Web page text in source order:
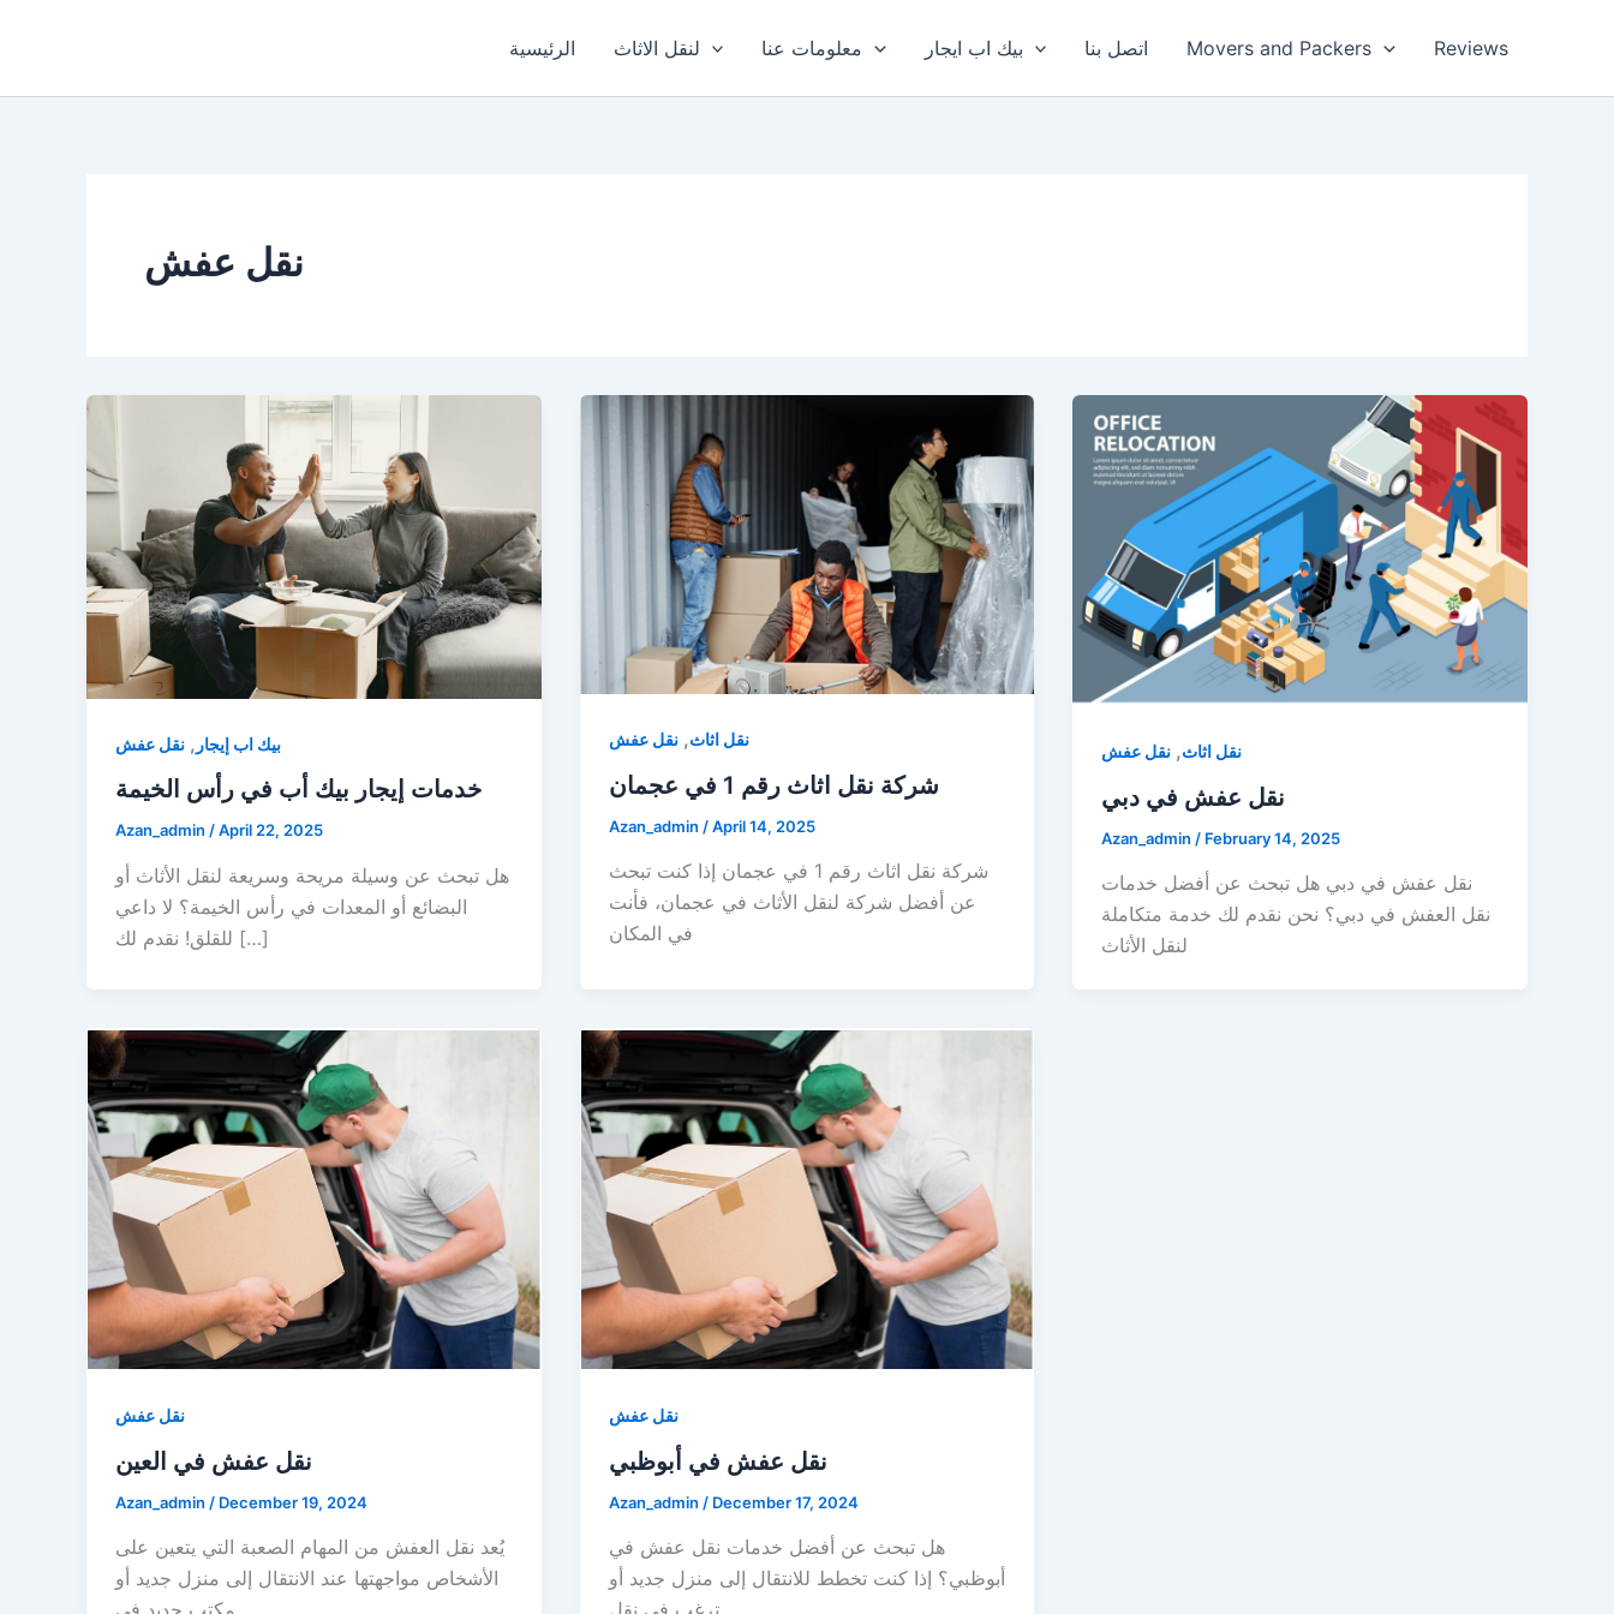
الرئيسية لنقل الاثاث معلومات عنا بيك اب ايجار اتصل بنا Movers and Packers Reviews
نقل عفش
بيك اب إيجار , نقل عفش
خدمات إيجار بيك أب في رأس الخيمة
Azan_admin /April 22, 2025
هل تبحث عن وسيلة مريحة وسريعة لنقل الأثاث أو
البضائع أو المعدات في رأس الخيمة؟ لا داعي
للقلق! نقدم لك […]
نقل اثاث,نقل عفش
شركة نقل اثاث رقم 1 في عجمان
Azan_admin /April 14, 2025
شركة نقل اثاث رقم 1 في عجمان إذا كنت تبحث
عن أفضل شركة لنقل الأثاث في عجمان، فأنت
في المكان
نقل اثاث, نقل عفش
نقل عفش في دبي
Azan_admin / February 14, 2025
نقل عفش في دبي هل تبحث عن أفضل خدمات
نقل العفش في دبي؟ نحن نقدم لك خدمة متكاملة
لنقل الأثاث
نقل عفش
نقل عفش في العين
Azan_admin / December 19, 2024
يُعد نقل العفش من المهام الصعبة التي يتعين على
الأشخاص مواجهتها عند الانتقال إلى منزل جديد أو
نقل عفش
نقل عفش في أبوظبي
Azan_admin / December 17, 2024
هل تبحث عن أفضل خدمات نقل عفش في
أبوظبي؟ إذا كنت تخطط للانتقال إلى منزل جديد أو